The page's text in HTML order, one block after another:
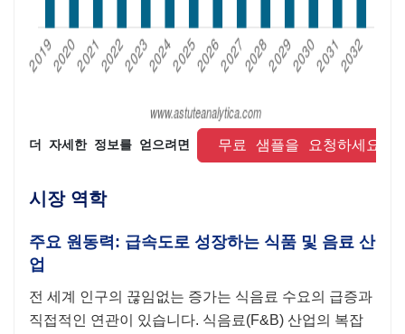
더 자세한 정보를 얻으려면 무료 샘플을 요청하세요
시장 역학
주요 원동력: 급속도로 성장하는 식품 및 음료 산
업
전 세계 인구의 끊임없는 증가는 식음료 수요의 급증과
직접적인 연관이 있습니다. 식음료(F&B) 산업의 복잡